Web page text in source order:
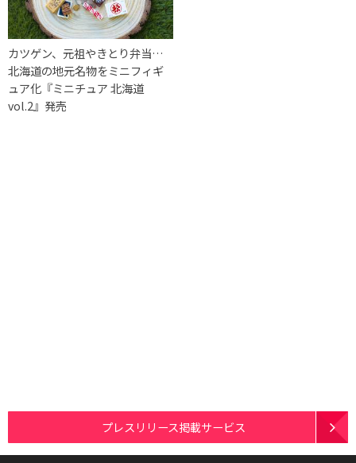
カツゲン、元祖やきとり弁当…
北海道の地元名物をミニフィギ
ュア化『ミニチュア 北海道
vol.2』発売
プレスリリース掲載サービス